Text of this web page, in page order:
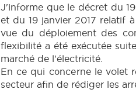
J'informe que le décret du
et du 19 janvier 2017 relatif
vue du déploiement des
flexibilité a été exécutée
marché de l'électricité.
En ce qui concerne le volet
secteur afin de rédiger les